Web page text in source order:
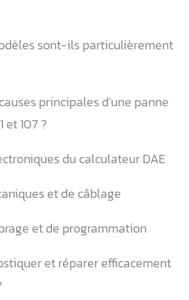
sont-ils particulièrement
principales d’une panne
et 107 ?
du calculateur DAE
et de câblage
et de programmation
et réparer efficacement